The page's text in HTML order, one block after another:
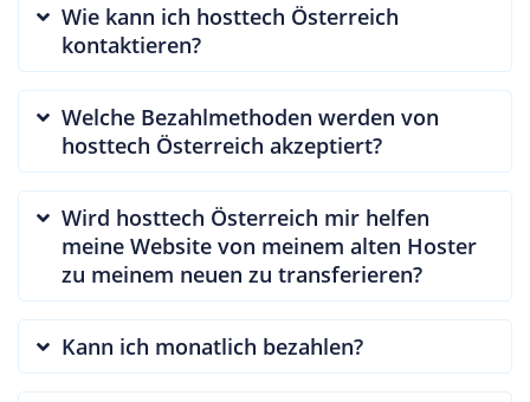
Wie kann ich hosttech Österreich
kontaktieren?
Welche Bezahlmethoden werden von
hosttech Österreich akzeptiert?
Wird hosttech Österreich mir helfen
meine Website von meinem alten Hoster
zu meinem neuen zu transferieren?
Kann ich monatlich bezahlen?